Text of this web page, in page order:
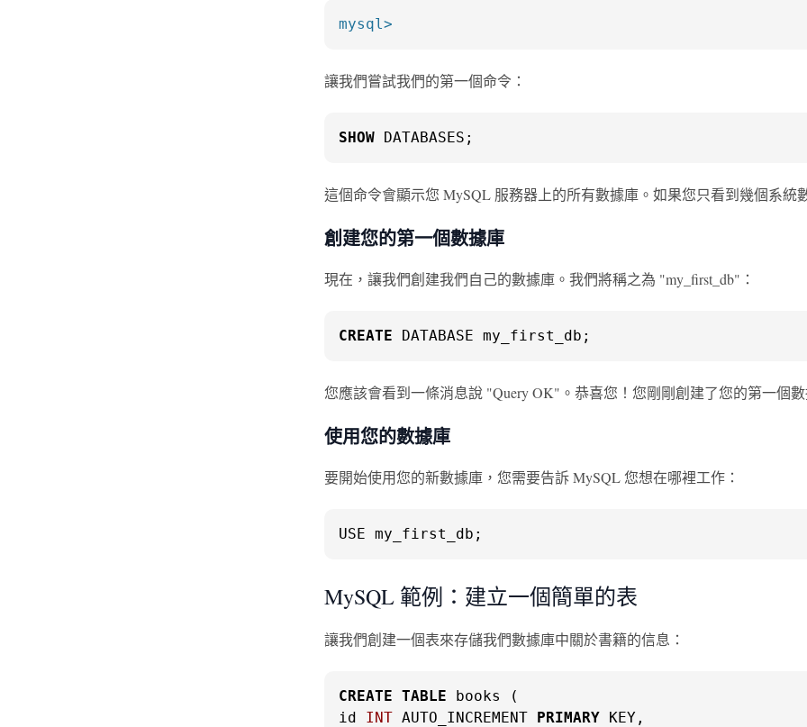
mysql>
讓我們嘗試我們的第一個命令：
SHOW DATABASES;
這個命令會顯示您 MySQL 服務器上的所有數據庫。如果您只看到幾個系
創建您的第一個數據庫
現在，讓我們創建我們自己的數據庫。我們將稱之為 "my_first_db"：
CREATE DATABASE my_first_db;
您應該會看到一條消息說 "Query OK"。恭喜您！您剛剛創建了您的第一個
使用您的數據庫
要開始使用您的新數據庫，您需要告訴 MySQL 您想在哪裡工作：
USE my_first_db;
MySQL 範例：建立一個簡單的表
讓我們創建一個表來存儲我們數據庫中關於書籍的信息：
CREATE TABLE books (
id INT AUTO_INCREMENT PRIMARY KEY,